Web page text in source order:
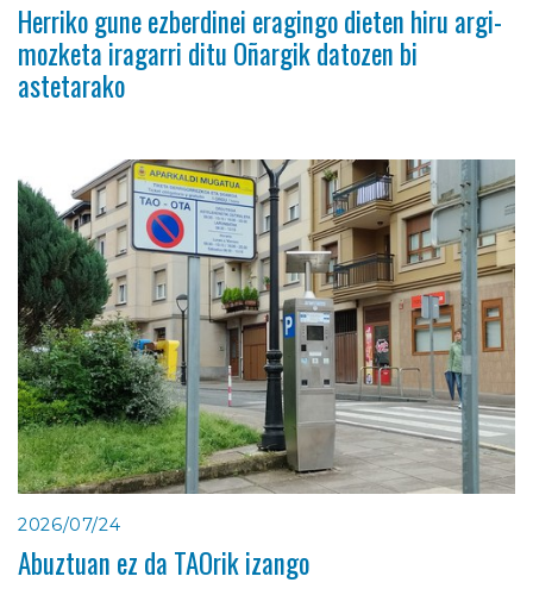
Herriko gune ezberdinei eragingo dieten hiru argi-
mozketa iragarri ditu Oñargik datozen bi
astetarako
2026/07/24
Abuztuan ez da TAOrik izango